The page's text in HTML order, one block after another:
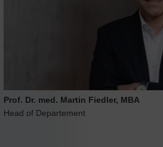
Prof. Dr. med. Martin Fiedler, MBA
Head of Departement